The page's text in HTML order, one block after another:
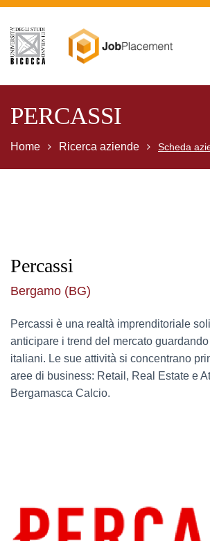
PERCASSI
Home Ricerca aziende Scheda
Percassi
Bergamo (BG)
Percassi è una realtà imprenditoriale
anticipare i trend del mercato
italiani. Le sue attività si concentrano
aree di business: Retail, Real Estate e
Bergamasca Calcio.